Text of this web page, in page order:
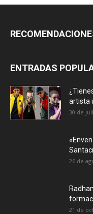
ENTRADAS
artista
30 de
26 de
21 de